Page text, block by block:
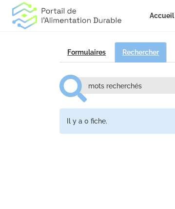
Accueil
Formulaires Rechercher
Il y a 0 fiche.